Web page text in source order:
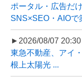
ポータル・広告だ
SNS×SEO・AIOで
►2026/08/07 20:30
東急不動産、アイ
根上太陽光 ...